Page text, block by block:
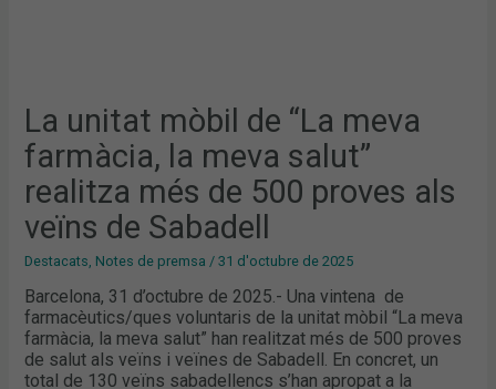
La unitat mòbil de “La meva
farmàcia, la meva salut”
realitza més de 500 proves als
veïns de Sabadell
Destacats, Notes de premsa /31 d'octubre de 2025
Barcelona, 31 d’octubre de 2025.- Una vintena de
farmacèutics/ques voluntaris de la unitat mòbil “La meva
farmàcia, la meva salut” han realitzat més de 500 proves
de salut als veïns i veïnes de Sabadell. En concret, un
total de 130 veïns sabadellencs s’han apropat a la